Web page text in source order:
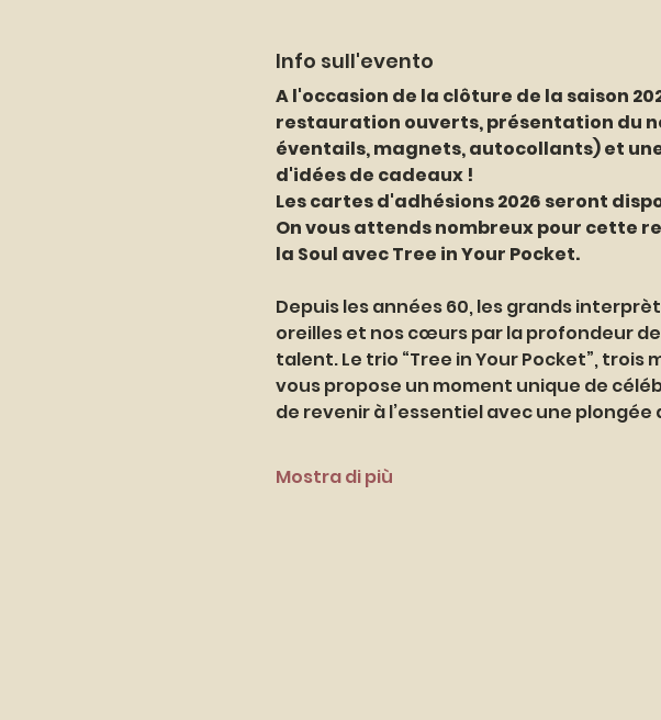
Info sull'evento
A l'occasion de la clôture de la saison
restauration ouverts, présentation du
éventails, magnets, autocollants) et
d'idées de cadeaux !
Les cartes d'adhésions 2026 seront
On vous attends nombreux pour cette
la Soul avec Tree in Your Pocket.
Depuis les années 60, les grands
oreilles et nos cœurs par la profondeur
talent. Le trio “Tree in Your Pocket”, trois
vous propose un moment unique de
de revenir à l’essentiel avec une
Mostra di più